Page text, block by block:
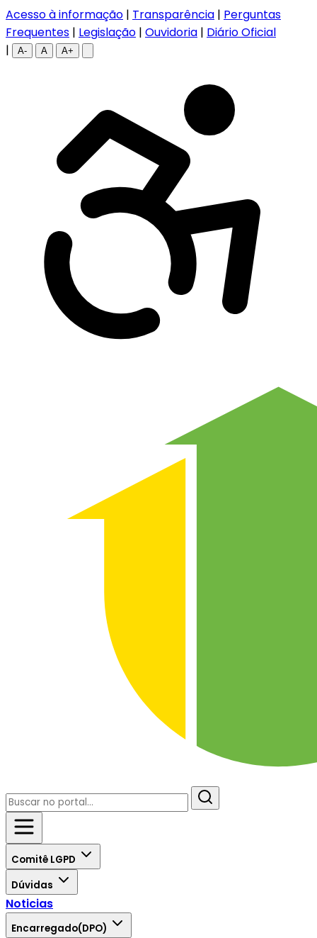
Acesso à informação | Transparência | Perguntas
Frequentes | Legislação | Ouvidoria | Diário Oficial
|
A- A A+
Comitê LGPD
Dúvidas
Noticias
Encarregado(DPO)